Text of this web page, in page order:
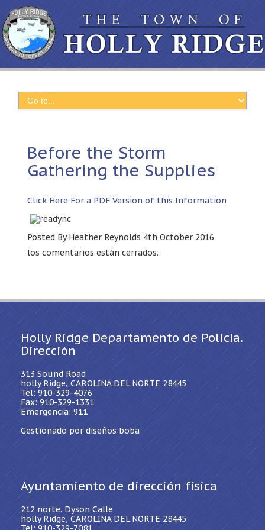
Before the Storm
Gathering the Supplies
Click Here For a PDF Version of this Information
Posted By Heather Reynolds 4th October 2016
los comentarios están cerrados.
Holly Ridge Departamento de Policía.
Dirección
313 Sound Road
holly Ridge, CAROLINA DEL NORTE 28445
Tel: 910-329-4076
Fax: 910-329-1331
Emergencia: 911
Gestionado por diseños boba
Ayuntamiento de dirección física
212 norte. Dyson Calle
holly Ridge, CAROLINA DEL NORTE 28445